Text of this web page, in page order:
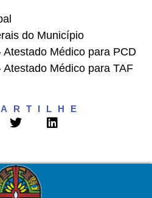
do Município
Atestado Médico para PCD
Médico para TAF